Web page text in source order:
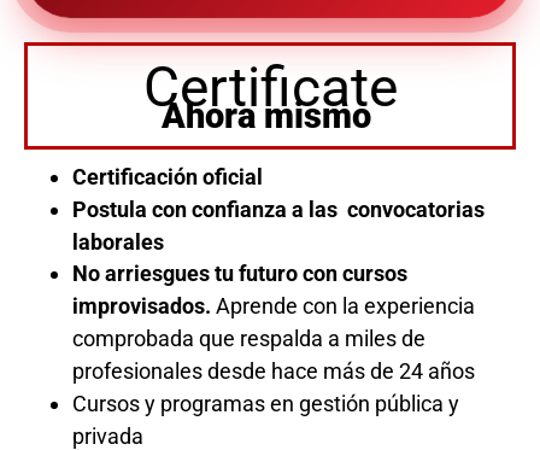
Certificate
Ahora mismo
Certificación oficial
Postula con confianza a las convocatorias
laborales
No arriesgues tu futuro con cursos
improvisados. Aprende con la experiencia
comprobada que respalda a miles de
profesionales desde hace más de 24 años
Cursos y programas en gestión pública y
privada